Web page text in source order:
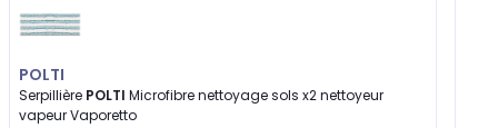
POLTI
Serpillière POLTI
vapeur Vaporetto